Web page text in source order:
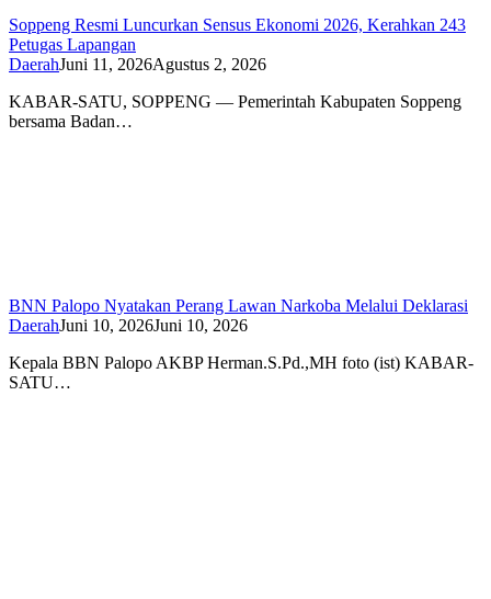
Soppeng Resmi Luncurkan Sensus Ekonomi 2026, Kerahkan 243
Petugas Lapangan
DaerahJuni 11, 2026Agustus 2, 2026
KABAR-SATU, SOPPENG — Pemerintah Kabupaten Soppeng
bersama Badan…
BNN Palopo Nyatakan Perang Lawan Narkoba Melalui Deklarasi
DaerahJuni 10, 2026Juni 10, 2026
Kepala BBN Palopo AKBP Herman.S.Pd.,MH foto (ist) KABAR-
SATU…